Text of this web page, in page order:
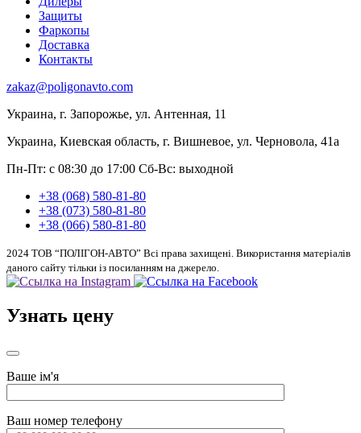
Защиты
Фаркопы
Доставка
Контакты
zakaz@poligonavto.com
Украина, г. Запорожье, ул. Антенная, 11
Украина, Киевская область, г. Вишневое, ул. Черновола, 41а
Пн-Пт: с 08:30 до 17:00 Сб-Вс: выходной
+38 (068) 580-81-80
+38 (073) 580-81-80
+38 (066) 580-81-80
2024 ТОВ “ПОЛІГОН-АВТО” Всі права захищені. Використання матеріалів
даного сайту тільки із посиланням на джерело.
Узнать цену
Ваше ім'я
Ваш номер телефону